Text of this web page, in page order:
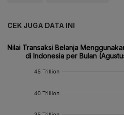
CEK JUGA DATA INI